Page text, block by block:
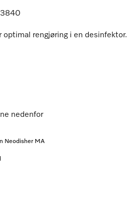
optimal rengjøring i en desinfektor.
nedenfor
Neodisher MA